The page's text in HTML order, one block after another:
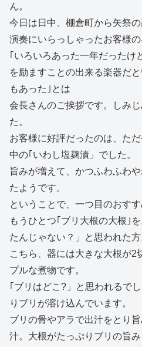
ん。
今日は日中、棚倉町から矢祭
演奏にいらっしゃったお客様の
｢いろいろあった一年だったけ
を励ますことの出来る楽器だ
もあった｣とは
会長さんのご挨拶です。しみ
た。
お客様に好評だったのは、た
中の｢いわし塩麹漬」でした。
旨みが増えて、かつふわふわ
たようです。
ということで、一つ目のおす
もうひとつ｢ブリ大根の大根｣
たんじゃない？」と思われた方
こちら、器には大きな大根が2
プルな煮物です。
｢ブリはどこ?」と思われるで
りブリが溶け込んでいます。
ブリの骨やアラで出汁をとり
汁。大根がたっぷりブリの旨み